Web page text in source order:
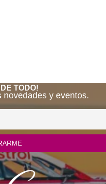
TODO!
novedades y eventos.